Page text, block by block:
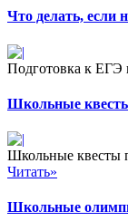
Что делать, если
Подготовка к ЕГЭ
Школьные
Школьные квесты
Читать»
Школьные